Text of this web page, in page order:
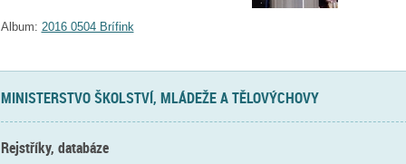
Album: 2016 0504 Brífink
MINISTERSTVO ŠKOLSTVÍ, MLÁDEŽE A TĚLOVÝCHOVY
Rejstříky, databáze